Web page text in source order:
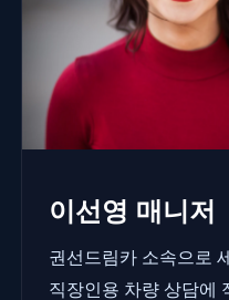
이선영 매니저
권선드림카 소속으로
직장인용 차량 상담에